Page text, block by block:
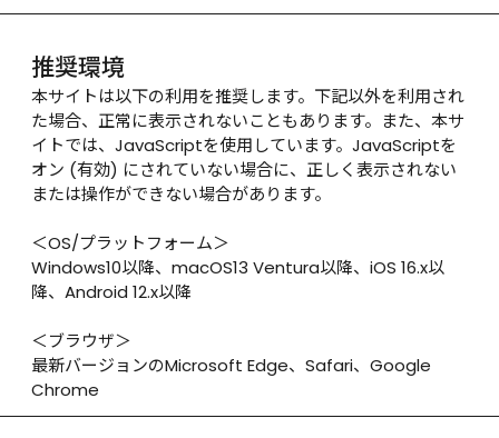
推奨環境
本サイトは以下の利用を推奨します。下記以外を利用され
た場合、正常に表示されないこともあります。また、本サ
イトでは、JavaScriptを使用しています。JavaScriptを
オン (有効) にされていない場合に、正しく表示されない
または操作ができない場合があります。
＜OS/プラットフォーム＞
Windows10以降、macOS13 Ventura以降、iOS 16.x以
降、Android 12.x以降
＜ブラウザ＞
最新バージョンのMicrosoft Edge、Safari、Google
Chrome